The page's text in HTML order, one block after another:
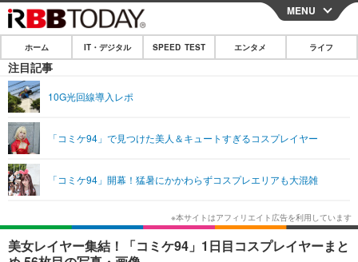
CLOSE
ホーム
IT・デジタル
ショッピング その他
SPEED TEST
エンタメ
エンタメTOP 映画・ドラマ
韓国・芸能
音楽 スポーツ
ライフ
ライフTOP グルメ
ペット ショッピング
リリース一覧
プッシュ通知の停止方法
MENU
ホーム IT・デジタル SPEED TEST エンタメ ライフ
注目記事
10G光回線導入レポ
「コミケ94」で見つけた美人＆キュートすぎるコスプレイヤー
「コミケ94」開幕！猛暑にかかわらずコスプレエリアも大混雑
美女レイヤー集結！「コミケ94」1日目コスプレイヤーまと